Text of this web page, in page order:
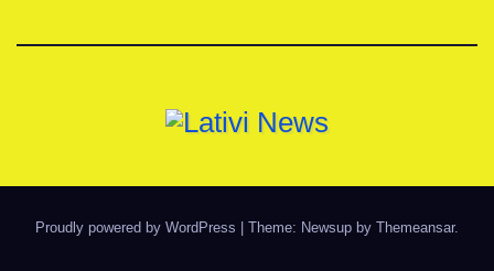
Proudly powered by WordPress | Theme: Newsup by Themeansar.